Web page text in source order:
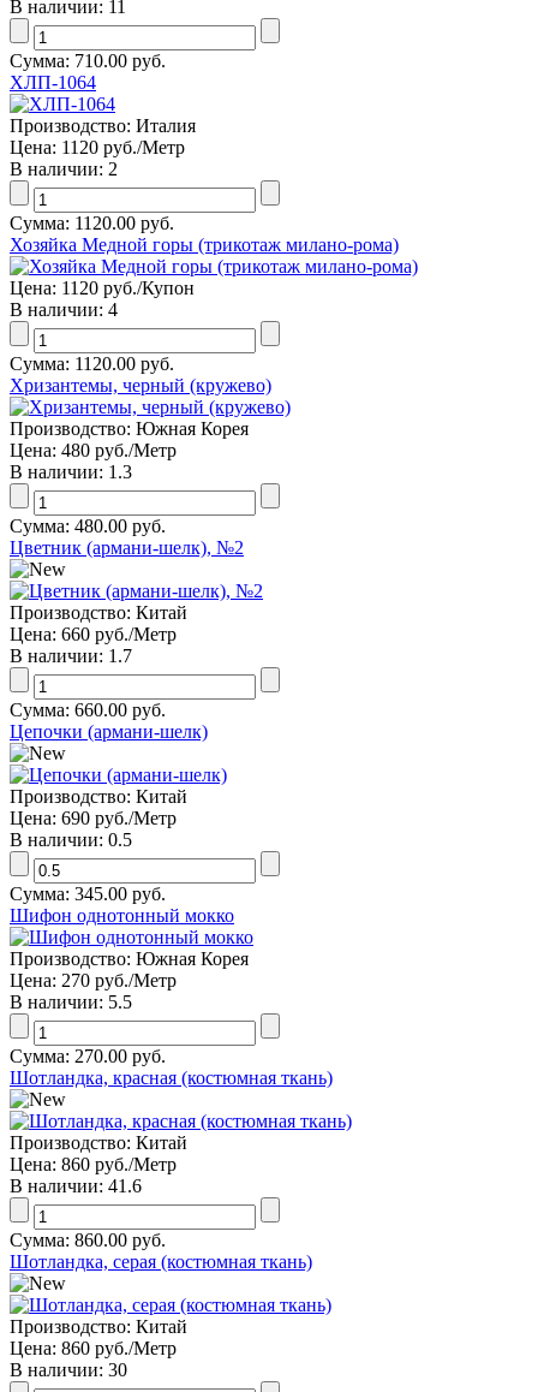
В наличии: 11
Сумма: 710.00 руб.
ХЛП-1064
Производство: Италия
Цена: 1120 руб./Метр
В наличии: 2
Сумма: 1120.00 руб.
Хозяйка Медной горы (трикотаж милано-рома)
Цена: 1120 руб./Купон
В наличии: 4
Сумма: 1120.00 руб.
Хризантемы, черный (кружево)
Производство: Южная Корея
Цена: 480 руб./Метр
В наличии: 1.3
Сумма: 480.00 руб.
Цветник (армани-шелк), №2
Производство: Китай
Цена: 660 руб./Метр
В наличии: 1.7
Сумма: 660.00 руб.
Цепочки (армани-шелк)
Производство: Китай
Цена: 690 руб./Метр
В наличии: 0.5
Сумма: 345.00 руб.
Шифон однотонный мокко
Производство: Южная Корея
Цена: 270 руб./Метр
В наличии: 5.5
Сумма: 270.00 руб.
Шотландка, красная (костюмная ткань)
Производство: Китай
Цена: 860 руб./Метр
В наличии: 41.6
Сумма: 860.00 руб.
Шотландка, серая (костюмная ткань)
Производство: Китай
Цена: 860 руб./Метр
В наличии: 30